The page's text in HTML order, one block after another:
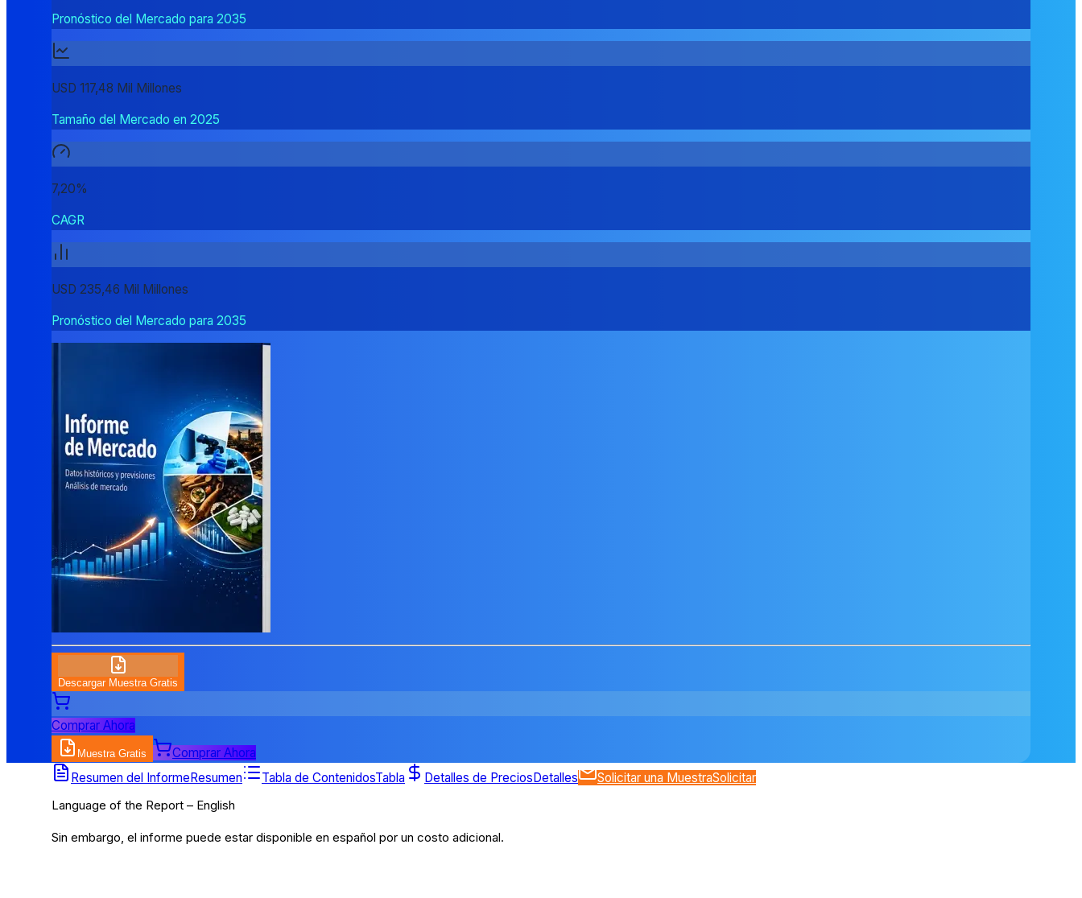
Pronóstico del Mercado para 2035
USD 117,48 Mil Millones
Tamaño del Mercado en 2025
7,20%
CAGR
USD 235,46 Mil Millones
Pronóstico del Mercado para 2035
Descargar Muestra Gratis
Comprar Ahora
Muestra Gratis Comprar Ahora
Tabla de Contenidos
Resumen del InformeResumen Tabla de ContenidosTabla Detalles de PreciosDetalles Solicitar una MuestraSolicitar
Language of the Report – English
Sin embargo, el informe puede estar disponible en español por un costo adicional.